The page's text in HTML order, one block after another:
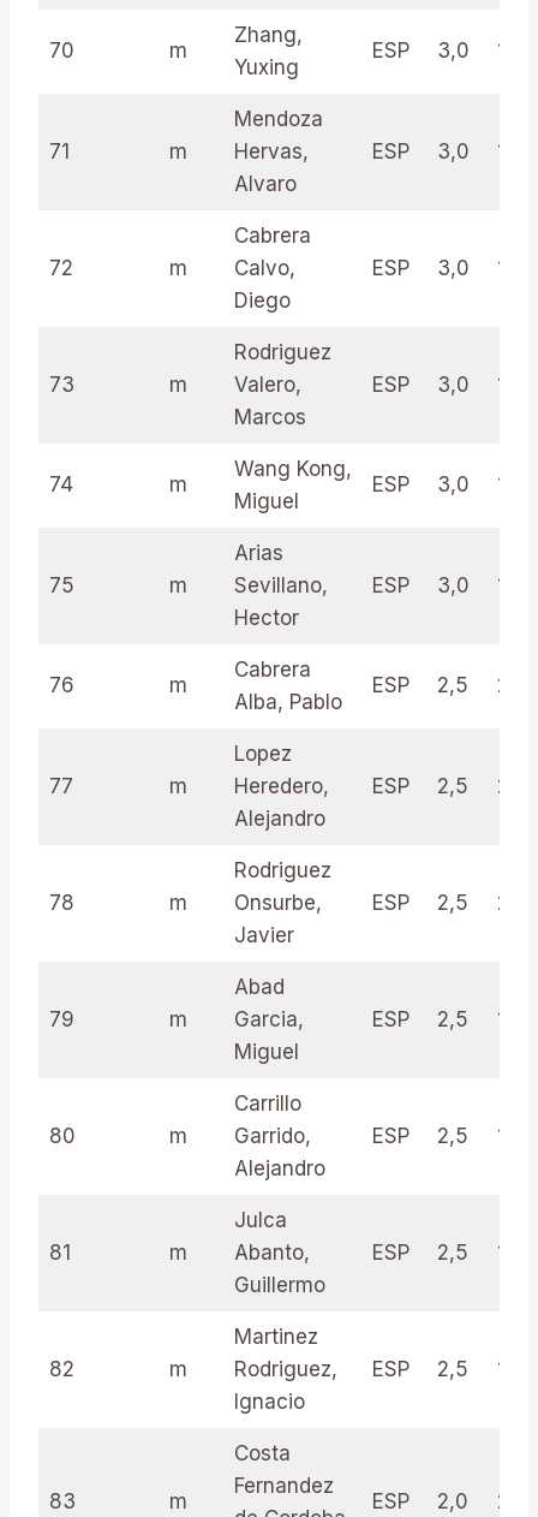
70 m
Zhang,
Yuxing
ESP 3,0 19.5
71 m
Mendoza
Hervas,
Alvaro
ESP 3,0 19.0
72 m
Cabrera
Calvo,
Diego
ESP 3,0 17.5
73 m
Rodriguez
Valero,
Marcos
ESP 3,0 17.5
74 m
Wang Kong,
Miguel
ESP 3,0 16.5
75 m
Arias
Sevillano,
Hector
ESP 3,0 15.5
76 m
Cabrera
Alba, Pablo
ESP 2,5
77 m
Lopez
Heredero,
Alejandro
ESP 2,5 22.5
78 m
Rodriguez
Onsurbe,
Javier
ESP 2,5
79 m
Abad
Garcia,
Miguel
ESP 2,5 18.5
80 m
Carrillo
Garrido,
Alejandro
ESP 2,5 18.0
81 m
Julca
Abanto,
Guillermo
ESP 2,5 18.0
82 m
Martinez
Rodriguez,
Ignacio
ESP 2,5 17.0
83 m
Costa
Fernandez
ESP 2,0 24.0